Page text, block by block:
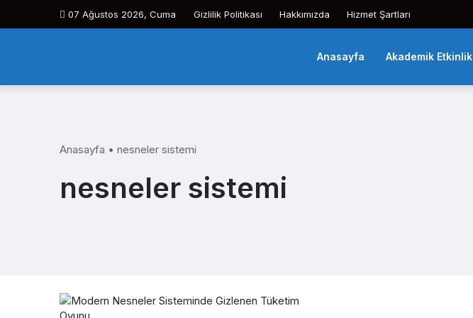
07 Ağustos 2026, Cuma Gizlilik Politikası Hakkımızda Hizmet Şartları
Anasayfa Akademik Etkinlik
Anasayfa • nesneler sistemi
nesneler sistemi